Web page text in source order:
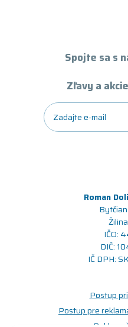
Spojte sa s
Zľavy a
Roman
IČO:
DIČ:
IČ DPH:
Postup
Postup pre